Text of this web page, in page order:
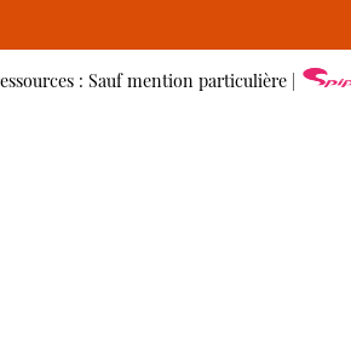
: Sauf mention particulière |